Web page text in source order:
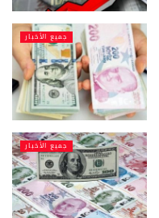
جميع الأخبار
جميع الأخبار